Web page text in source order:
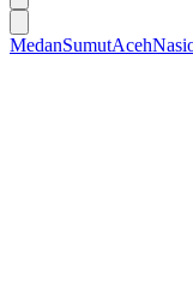
MedanSumutAceh